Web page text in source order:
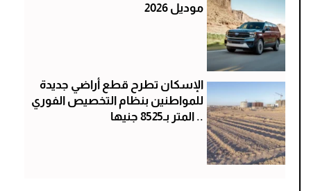
موديل 2026
الإسكان تطرح قطع أراضي جديدة
للمواطنين بنظام التخصيص الفوري
.. المتر بـ8525 جنيها